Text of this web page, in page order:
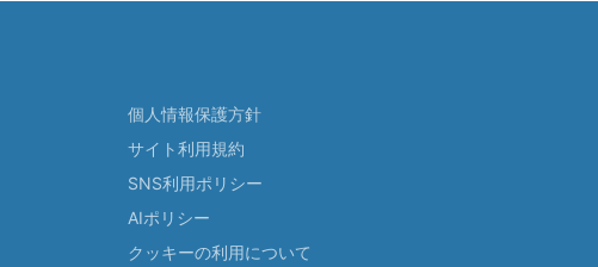
個人情報保護方針
サイト利用規約
SNS利用ポリシー
AIポリシー
クッキーの利用について